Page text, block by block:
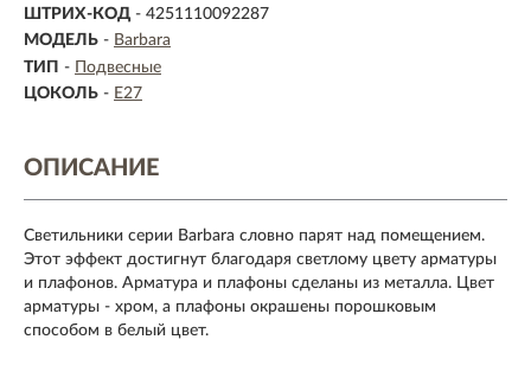
ШТРИХ-КОД - 4251110092287
МОДЕЛЬ - Barbara
ТИП - Подвесные
ЦОКОЛЬ - E27
ОПИСАНИЕ
Светильники серии Barbara словно парят над помещением.
Этот эффект достигнут благодаря светлому цвету арматуры
и плафонов. Арматура и плафоны сделаны из металла. Цвет
арматуры - хром, а плафоны окрашены порошковым
способом в белый цвет.